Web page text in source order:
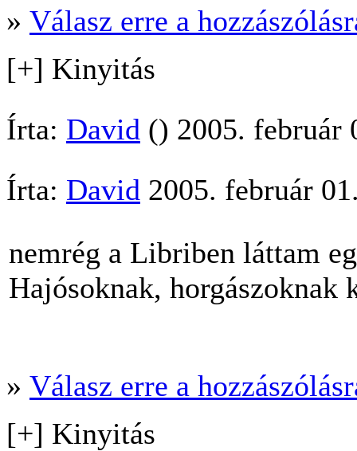
» Válasz erre a
[+] Kinyitás
Írta: David () 2005. február
Írta: David 2005. február
nemrég a Libriben láttam
Hajósoknak, horgászoknak
» Válasz erre a
[+] Kinyitás